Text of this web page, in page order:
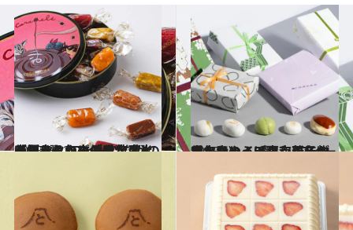
2025.11.26
【師走・年末の手土産】差し入れやビジネス手土産ならこれ！「みなさんでどうぞ」の個包装スイーツ3選《スイーツなかのが渾身セレクト》
グルメ 2025.1.2
新年はやっぱり和菓子が食べたい！【東京の名物まんじゅう5選】《スイーツなかのイチオシ新年の手土産》
グルメ